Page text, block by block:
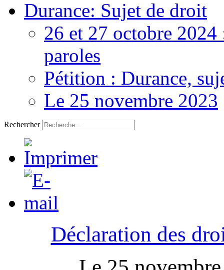
Durance: Sujet de droit
26 et 27 octobre 2024
paroles
Pétition : Durance,
Le 25 novembre 2023
Rechercher
Déclaration des